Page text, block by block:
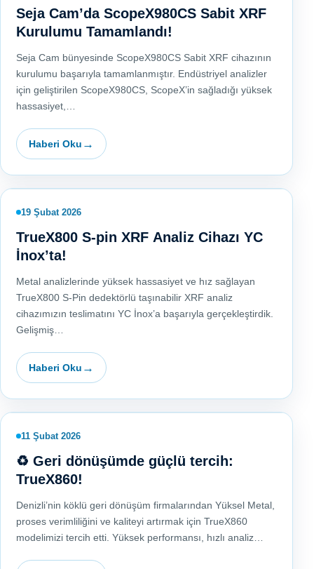
Seja Cam’da ScopeX980CS Sabit XRF
Kurulumu Tamamlandı!
Seja Cam bünyesinde ScopeX980CS Sabit XRF cihazının
kurulumu başarıyla tamamlanmıştır. Endüstriyel analizler
için geliştirilen ScopeX980CS, ScopeX’in sağladığı yüksek
hassasiyet,…
Haberi Oku
19 Şubat 2026
TrueX800 S-pin XRF Analiz Cihazı YC
İnox’ta!
Metal analizlerinde yüksek hassasiyet ve hız sağlayan
TrueX800 S-Pin dedektörlü taşınabilir XRF analiz
cihazımızın teslimatını YC İnox’a başarıyla gerçekleştirdik.
Gelişmiş…
Haberi Oku
11 Şubat 2026
♻️ Geri dönüşümde güçlü tercih:
TrueX860!
Denizli’nin köklü geri dönüşüm firmalarından Yüksel Metal,
proses verimliliğini ve kaliteyi artırmak için TrueX860
modelimizi tercih etti. Yüksek performansı, hızlı analiz…